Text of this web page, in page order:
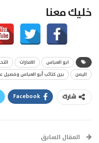
خليك معنا
ابو العباس الامارات
اليمن
بين كتائب أبو العباس وفصيل
شارك Facebook
المقال السابق